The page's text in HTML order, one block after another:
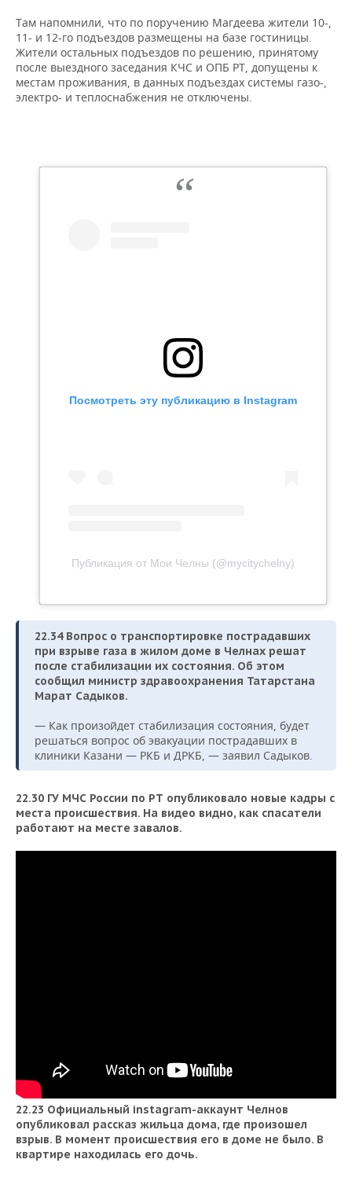
Там напомнили, что по поручению Магдеева жители 10-,
11- и 12-го подъездов размещены на базе гостиницы.
Жители остальных подъездов по решению, принятому
после выездного заседания КЧС и ОПБ РТ, допущены к
местам проживания, в данных подъездах системы газо-,
электро- и теплоснабжения не отключены.
Посмотреть эту публикацию в Instagram
Публикация от Мои Челны (@mycitychelny)
22.34 Вопрос о транспортировке пострадавших
при взрыве газа в жилом доме в Челнах решат
после стабилизации их состояния. Об этом
сообщил министр здравоохранения Татарстана
Марат Садыков.
— Как произойдет стабилизация состояния, будет
решаться вопрос об эвакуации пострадавших в
клиники Казани — РКБ и ДРКБ, — заявил Садыков.
22.30 ГУ МЧС России по РТ опубликовало новые кадры с
места происшествия. На видео видно, как спасатели
работают на месте завалов.
22.23 Официальный instagram-аккаунт Челнов
опубликовал рассказ жильца дома, где произошел
взрыв. В момент происшествия его в доме не было. В
квартире находилась его дочь.